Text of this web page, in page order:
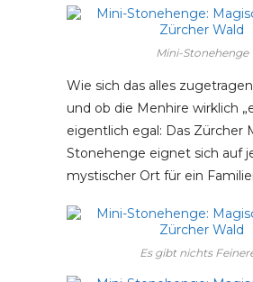
Mini-Stonehenge
Wie sich das alles
und ob die Menhire wirklich
eigentlich egal: Das Zürcher
Stonehenge eignet sich auf
mystischer Ort für ein
Es gibt nichts